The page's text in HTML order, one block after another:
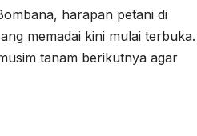
harapan petani di
memadai kini mulai terbuka.
tanam berikutnya agar